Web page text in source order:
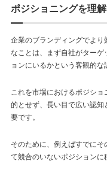
ポジショニングを理
企業のブランディングでよ
なことは、まず自社がター
ョンにいるかという客観的な
これを市場におけるポジシ
的とせず、長い目で広い認
要です。
そのために、例えばすでに
て競合のいないポジションに